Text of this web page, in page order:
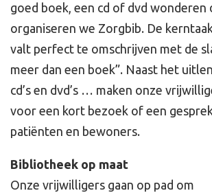
goed boek, een cd of dvd wonderen
organiseren we Zorgbib. De
valt perfect te omschrijven met de
meer dan een boek”. Naast het
cd’s en dvd’s … maken onze
voor een kort bezoek of een
patiënten en bewoners.
Bibliotheek op maat
Onze vrijwilligers gaan op pad om